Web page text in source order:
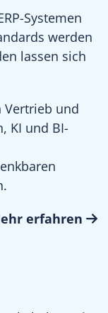
Systemen
werden
lassen sich
Vertrieb und
KI und BI-
erfahren